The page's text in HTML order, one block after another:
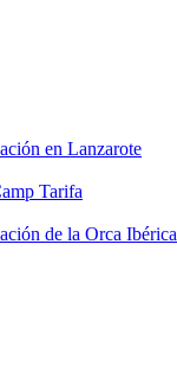
en Lanzarote
Tarifa
de la Orca Ibérica